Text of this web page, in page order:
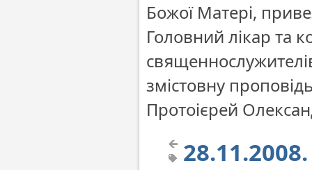
Божої Матері,
Головний лікар та
змістовну
Протоієрей